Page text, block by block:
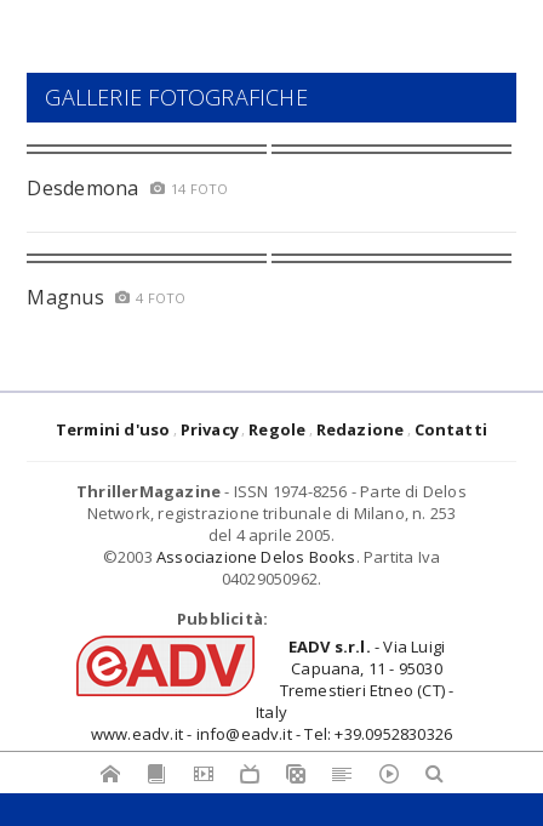
GALLERIE FOTOGRAFICHE
Desdemona 14 FOTO
Magnus 4 FOTO
Termini d'uso Privacy Regole Redazione Contatti
ThrillerMagazine- ISSN 1974-8256 - Parte di Delos
Network, registrazione tribunale di Milano, n. 253
del 4 aprile 2005.
©2003 Associazione Delos Books. Partita Iva
04029050962.
Pubblicità:
EADV s.r.l. - Via Luigi
Capuana, 11 - 95030
Tremestieri Etneo (CT) -
Italy
www.eadv.it - info@eadv.it - Tel: +39.0952830326